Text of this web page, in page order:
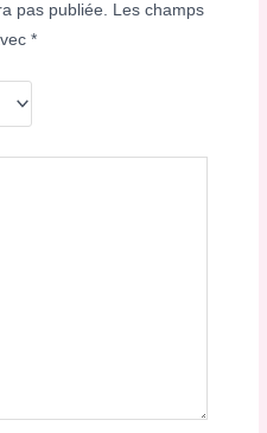
pas publiée. Les champs
*